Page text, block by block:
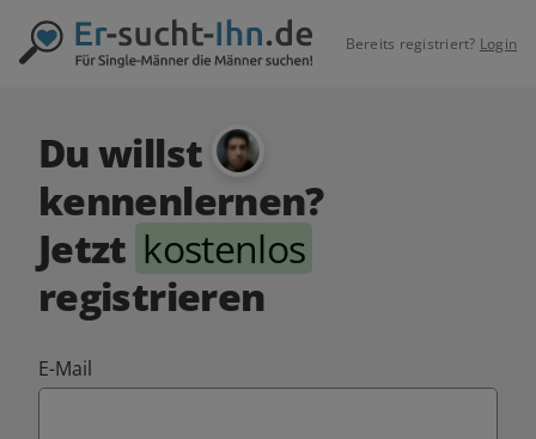
Bereits registriert? Login
Du willst
kennenlernen?
Jetzt kostenlos
registrieren
E-Mail